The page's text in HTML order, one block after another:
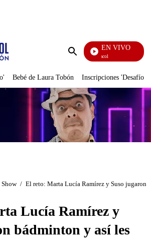
Enviar
EN VIVO
Noticias Caracol
Bebé de Laura Tobón Inscripciones 'Desafío'
Show / El reto: Marta Lucía Ramírez y Suso jugaron
Lucía Ramírez y
bádminton y así les